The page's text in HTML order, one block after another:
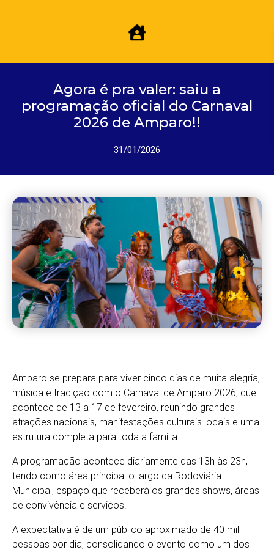
Agora é pra valer: saiu a
programação oficial do Carnaval
2026 de Amparo!!
31/01/2026
Amparo se prepara para viver cinco dias de muita alegria,
música e tradição com o Carnaval de Amparo 2026, que
acontece de 13 a 17 de fevereiro, reunindo grandes
atrações nacionais, manifestações culturais locais e uma
estrutura completa para toda a família.
A programação acontece diariamente das 13h às 23h,
tendo como área principal o largo da Rodoviária
Municipal, espaço que receberá os grandes shows, áreas
de convivência e serviços.
A expectativa é de um público aproximado de 40 mil
pessoas por dia, consolidando o evento como um dos